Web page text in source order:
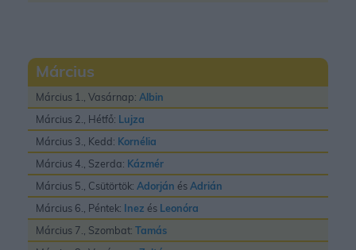
Március
Március 1., Vasárnap: Albin
Március 2., Hétfő: Lujza
Március 3., Kedd: Kornélia
Március 4., Szerda: Kázmér
Március 5., Csütörtök: Adorján ésAdrián
Március 6., Péntek: Inez és Leonóra
Március 7., Szombat: Tamás